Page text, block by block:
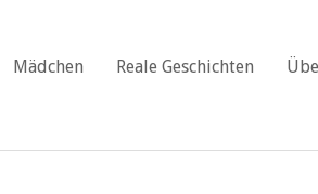
Mädchen Reale Geschichten